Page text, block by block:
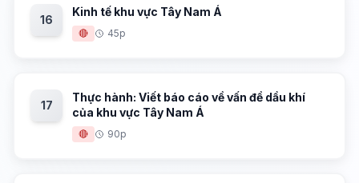
16
Kinh tế khu vực Tây Nam Á
🔴 45p
17
Thực hành: Viết báo cáo về vấn đề dầu khí
của khu vực Tây Nam Á
🔴 90p